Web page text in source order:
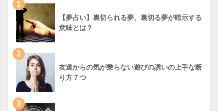
1
【夢占い】裏切られる夢、裏切る夢が暗示する
意味とは？
2
友達からの気が乗らない遊びの誘いの上手な断
り方７つ
3